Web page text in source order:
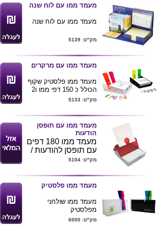
ניתן להדפיס לוגו הלקוח
ע"ג המוצר .
מעמד ממו עם לוח שנה
מעמד ממו עם לוח שנה
מק"ט: 5139
מעמד ממו עם מרקרים
מעמד ממו פלסטיק שקוף
הכולל כ 150 דפי ממו ו2
מרקרים זוהרים
בלוגו חברה
במידה ויש עניין בהדפסה
ע"ג הדפים צריך להזמין
מינימום 500 מעמדים
גודל מוצר 13X9X5
גודל דפים 8.4X8.4
מק"ט: 5133
מעמד ממו עם תופסן
הודעות
מעמד ממו 180 דפים
עם תופסן להודעות /
כרטיסי ביקור .מגיע
צילום
מידת המוצר :
מק"ט: 5104
מעמד ממו פלסטיק
מעמד ממו שולחני
מפלסטיק
מגיע בצבעים שחור או
מק"ט: 6000